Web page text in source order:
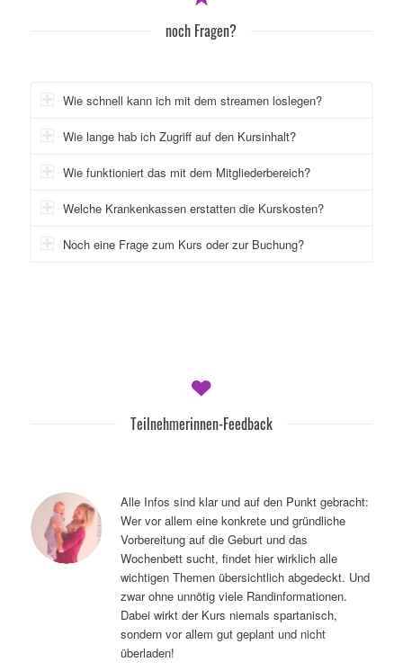
noch Fragen?
Wie schnell kann ich mit dem streamen loslegen?
Wie lange hab ich Zugriff auf den Kursinhalt?
Wie funktioniert das mit dem Mitgliederbereich?
Welche Krankenkassen erstatten die Kurskosten?
Noch eine Frage zum Kurs oder zur Buchung?
Teilnehmerinnen-Feedback
Alle Infos sind klar und auf den Punkt gebracht:
Wer vor allem eine konkrete und gründliche
Vorbereitung auf die Geburt und das
Wochenbett sucht, findet hier wirklich alle
wichtigen Themen übersichtlich abgedeckt. Und
zwar ohne unnötig viele Randinformationen.
Dabei wirkt der Kurs niemals spartanisch,
sondern vor allem gut geplant und nicht
überladen!